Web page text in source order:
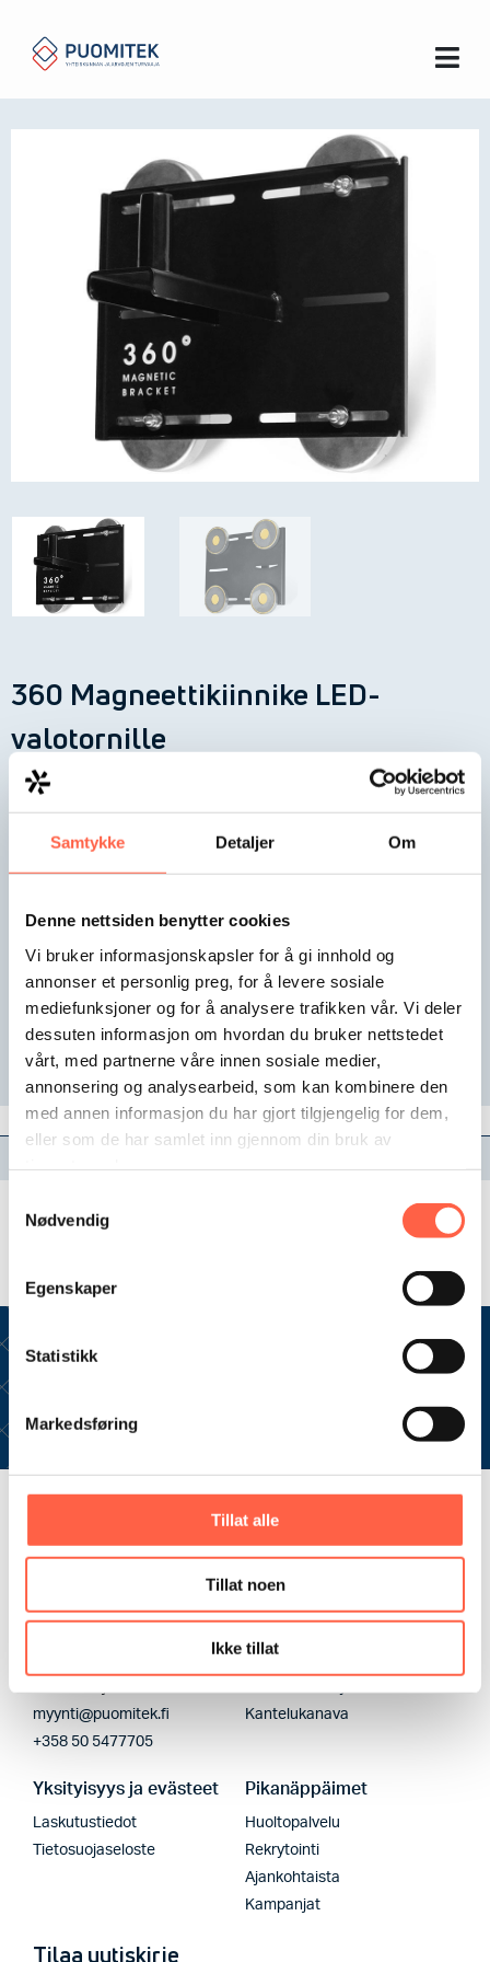
Samtykke Detaljer Om
Denne nettsiden benytter cookies
Vi bruker informasjonskapsler for å gi innhold og
annonser et personlig preg, for å levere sosiale
mediefunksjoner og for å analysere trafikken vår. Vi deler
dessuten informasjon om hvordan du bruker nettstedet
vårt, med partnerne våre innen sosiale medier,
annonsering og analysearbeid, som kan kombinere den
med annen informasjon du har gjort tilgjengelig for dem,
eller som de har samlet inn gjennom din bruk av
Nødvendig
Egenskaper
Statistikk
Markedsføring
Tillat alle
Tillat noen
Ikke tillat
Magneettikiinnike LED-valotornille
360 Magneettikiinnike LED-
valotornille
Voimakas magneettikiinnike voidaan asentaa mastoon,
kiinnittää magneettikiinnikkeeseen.
Lisää tarjouspyyntöön
SKU:GA-1879
Category: LED-nauhat
Voimakas magneettikiinnike voidaan asentaa mastoon,
konttiin, oveen tai vastaavaan. LED-valo on helppo
Ota yhteyttä ja pyydä lisätietoja
myynti@puomitek.fi
+358 50 5477705
Kestävyys
Kantelukanava
Yksityisyys ja evästeet
Laskutustiedot
Tietosuojaseloste
Pikanäppäimet
Huoltopalvelu
Rekrytointi
Ajankohtaista
Kampanjat
Tilaa uutiskirje